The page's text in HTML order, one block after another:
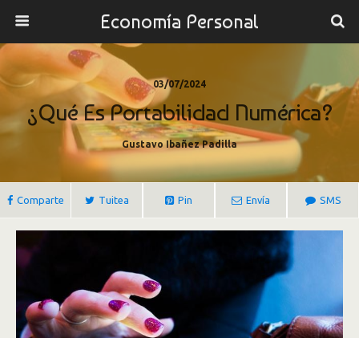
Economía Personal
03/07/2024
¿Qué Es Portabilidad Numérica?
Gustavo Ibañez Padilla
Comparte Tuitea Pin Envía SMS